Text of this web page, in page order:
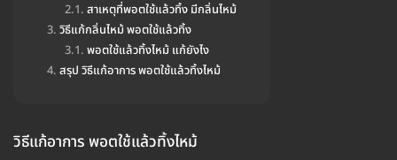
สาเหตุที่พอตใช้แล้วทิ้ง มีกลิ่นไหม้
วิธีแก้กลิ่นไหม้ พอตใช้แล้วทิ้ง
พอตใช้แล้วทิ้งไหม้ แก้ยังไง
สรุป วิธีแก้อาการ พอตใช้แล้วทิ้งไหม้
วิธีแก้อาการ พอตใช้แล้วทิ้งไหม้